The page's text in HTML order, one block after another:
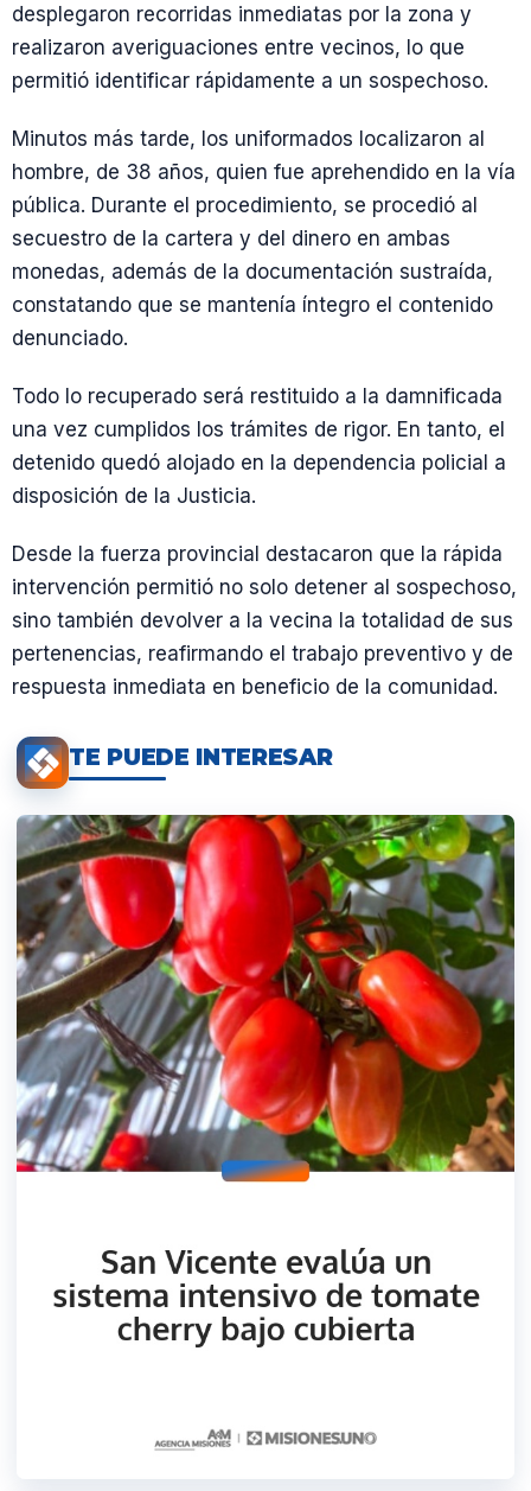
desplegaron recorridas inmediatas por la zona y
realizaron averiguaciones entre vecinos, lo que
permitió identificar rápidamente a un sospechoso.
Minutos más tarde, los uniformados localizaron al
hombre, de 38 años, quien fue aprehendido en la vía
pública. Durante el procedimiento, se procedió al
secuestro de la cartera y del dinero en ambas
monedas, además de la documentación sustraída,
constatando que se mantenía íntegro el contenido
denunciado.
Todo lo recuperado será restituido a la damnificada
una vez cumplidos los trámites de rigor. En tanto, el
detenido quedó alojado en la dependencia policial a
disposición de la Justicia.
Desde la fuerza provincial destacaron que la rápida
intervención permitió no solo detener al sospechoso,
sino también devolver a la vecina la totalidad de sus
pertenencias, reafirmando el trabajo preventivo y de
respuesta inmediata en beneficio de la comunidad.
TE PUEDE INTERESAR